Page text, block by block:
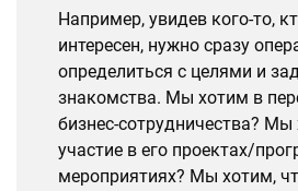
Например, увидев кого-то,
интересен, нужно сразу
определиться с целями и
знакомства. Мы хотим в
бизнес-сотрудничества?
участие в его проектах/
мероприятиях? Мы хотим,